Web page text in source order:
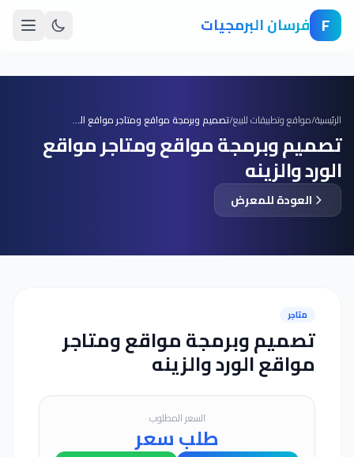
F فرسان البرمجيات
الرئيسية/مواقع وتطبيقات للبيع/ تصميم وبرمجة مواقع ومتاجر مواقع الورد والزينه
تصميم وبرمجة مواقع ومتاجر مواقع
الورد والزينه
العودة للمعرض
متاجر
تصميم وبرمجة مواقع ومتاجر
مواقع الورد والزينه
السعر المطلوب
طلب سعر